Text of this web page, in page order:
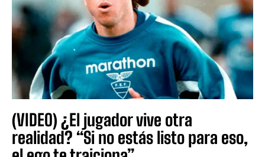
(VIDEO) ¿El jugador vive otra
realidad? “Si no estás listo para eso,